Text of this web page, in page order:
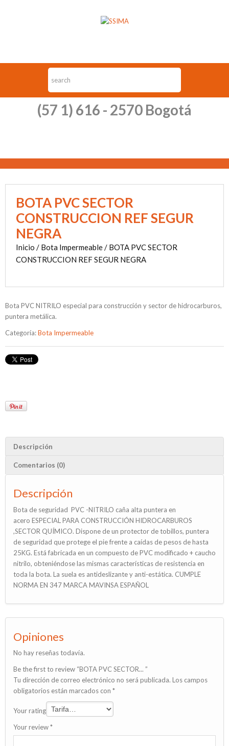
(57 1) 616 - 2570 Bogotá
BOTA PVC SECTOR
CONSTRUCCION REF SEGUR
NEGRA
Inicio / Bota Impermeable/ BOTA PVC SECTOR
CONSTRUCCION REF SEGUR NEGRA
Bota PVC NITRILO especial para construcción y sector de hidrocarburos,
puntera metálica.
Categoría:Bota Impermeable
Descripción
Comentarios (0)
Descripción
Bota de seguridad PVC -NITRILO caña alta puntera en
acero ESPECIAL PARA CONSTRUCCIÓN HIDROCARBUROS
,SECTOR QUÍMICO. Dispone de un protector de tobillos, puntera
de seguridad que protege el pie frente a caídas de pesos de hasta
25KG. Está fabricada en un compuesto de PVC modificado + caucho
nitrilo, obteniéndose las mismas características de resistencia en
toda la bota. La suela es antideslizante y anti-estática. CUMPLE
NORMA EN 347 MARCA MAVINSA ESPAÑOL
Opiniones
No hay reseñas todavía.
Be the first to review “BOTA PVC SECTOR... ”
Tu dirección de correo electrónico no será publicada. Los campos
obligatorios están marcados con *
Your rating
Your review*